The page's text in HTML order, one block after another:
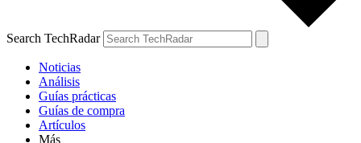
Search TechRadar
Noticias
Análisis
Guías prácticas
Guías de compra
Artículos
Más